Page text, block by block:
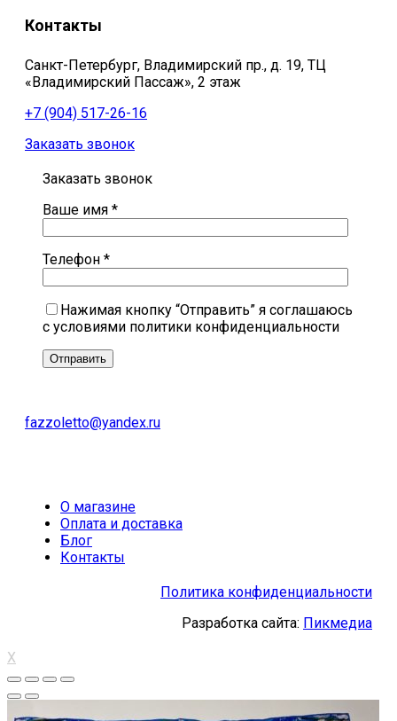
Контакты
Санкт-Петербург, Владимирский пр., д. 19, ТЦ
«Владимирский Пассаж», 2 этаж
+7 (904) 517-26-16
Заказать звонок
Заказать звонок
Ваше имя *
Телефон *
Нажимая кнопку “Отправить” я соглашаюсь
с условиями политики конфиденциальности
fazzoletto@yandex.ru
О магазине
Оплата и доставка
Блог
Контакты
Политика конфиденциальности
Разработка сайта: Пикмедиа
X